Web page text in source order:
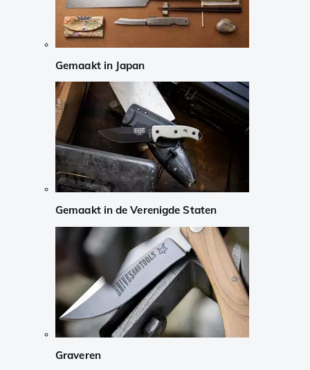
Gemaakt in Japan
Gemaakt in de Verenigde Staten
Graveren